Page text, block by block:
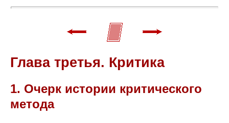
Глава третья. Критика
1. Очерк истории критического
метода